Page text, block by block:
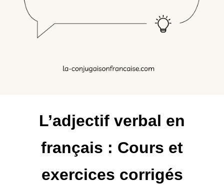
L’adjectif verbal en
français : Cours et
exercices corrigés